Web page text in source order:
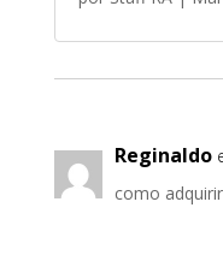
Reginaldo
como